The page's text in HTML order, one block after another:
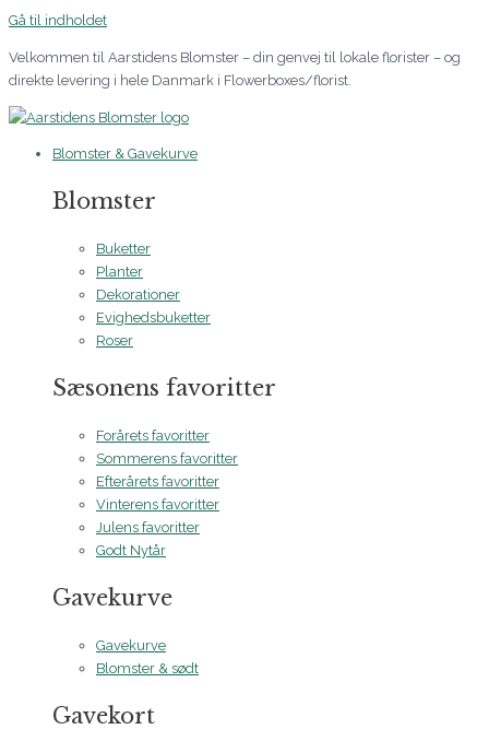
Gå til indholdet
Velkommen til Aarstidens Blomster – din genvej til lokale florister – og
direkte levering i hele Danmark i Flowerboxes/florist.
Blomster & Gavekurve
Blomster
Buketter
Planter
Dekorationer
Evighedsbuketter
Roser
Sæsonens favoritter
Forårets favoritter
Sommerens favoritter
Efterårets favoritter
Vinterens favoritter
Julens favoritter
Godt Nytår
Gavekurve
Gavekurve
Blomster & sødt
Gavekort